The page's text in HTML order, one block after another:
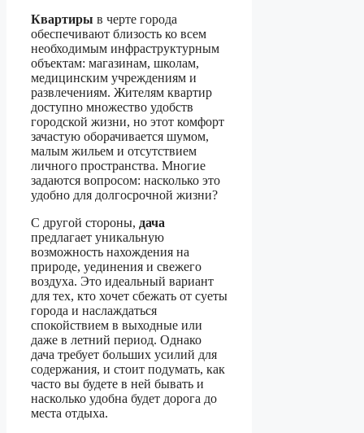
Квартиры в черте города
обеспечивают близость ко всем
необходимым инфраструктурным
объектам: магазинам, школам,
медицинским учреждениям и
развлечениям. Жителям квартир
доступно множество удобств
городской жизни, но этот комфорт
зачастую оборачивается шумом,
малым жильем и отсутствием
личного пространства. Многие
задаются вопросом: насколько это
удобно для долгосрочной жизни?
С другой стороны, дача
предлагает уникальную
возможность нахождения на
природе, уединения и свежего
воздуха. Это идеальный вариант
для тех, кто хочет сбежать от суеты
города и наслаждаться
спокойствием в выходные или
даже в летний период. Однако
дача требует больших усилий для
содержания, и стоит подумать, как
часто вы будете в ней бывать и
насколько удобна будет дорога до
места отдыха.